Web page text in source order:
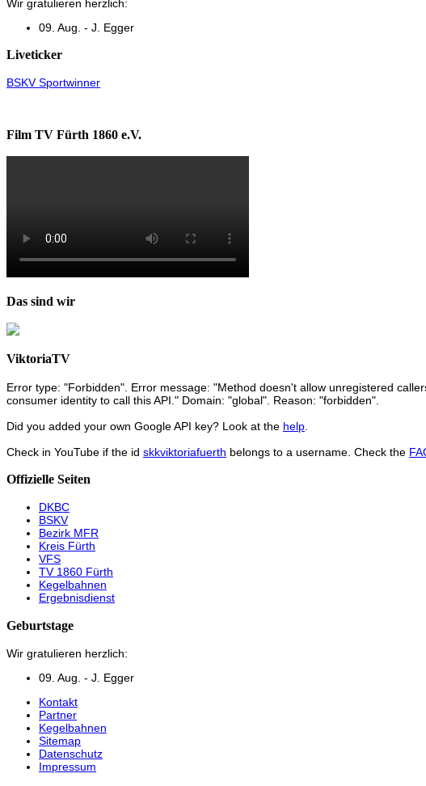
Wir gratulieren herzlich:
09. Aug. - J. Egger
Liveticker
BSKV Sportwinner
Film TV Fürth 1860 e.V.
Das sind wir
ViktoriaTV
Error type: "Forbidden". Error message: "Method doesn't allow unregistered
consumer identity to call this API." Domain: "global". Reason: "forbidden".
Did you added your own Google API key? Look at the help
Check in YouTube if the id skkviktoriafuerth belongs to a username. Check the
Offizielle Seiten
DKBC
BSKV
Bezirk MFR
Kreis Fürth
VFS
TV 1860 Fürth
Kegelbahnen
Ergebnisdienst
Geburtstage
Wir gratulieren herzlich:
09. Aug. - J. Egger
Kontakt
Partner
Kegelbahnen
Sitemap
Datenschutz
Impressum